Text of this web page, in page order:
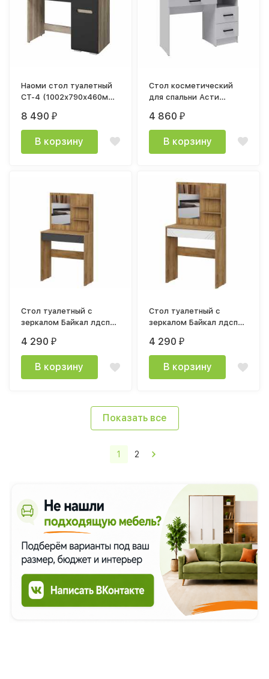
Наоми стол туалетный
СТ-4 (1002х790х460мм)
графит
8 490₽
В корзину
Стол косметический
для спальни Асти
4 860₽
В корзину
Стол туалетный с
зеркалом Байкал лдсп
Графит
4 290₽
В корзину
Стол туалетный с
зеркалом Байкал лдсп
Белый матовый МР
4 290₽
В корзину
Показать все
1 2